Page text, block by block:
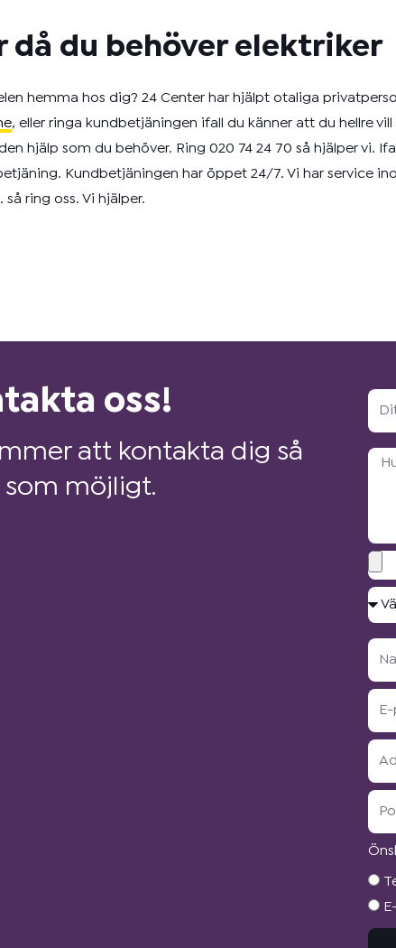
då du behöver elektriker
hemma hos dig? 24 Center har hjälpt otaliga
, eller ringa kundbetjäningen ifall du känner att du hellre
hjälp som du behöver. Ring 020 74 24 70 så hjälper vi.
Kundbetjäningen har öppet 24/7. Vi har service
ring oss. Vi hjälper.
oss!
att kontakta dig så
som möjligt.
Ditt
Välj
E-
post